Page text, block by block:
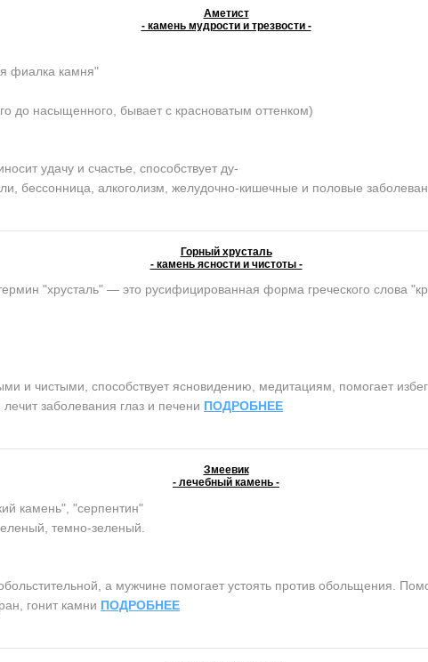
Аметист
- камень мудрости и трезвости -
фиалка камня"
до насыщенного, бывает с красноватым оттенком)
удачу и счастье, способствует ду-
бессонница, алкоголизм, желудочно-кишечные и половые
Горный хрусталь
- камень ясности и чистоты -
"хрусталь" — это русифицированная форма греческого слова
и чистыми, способствует ясновидению, медитациям, помогает
заболевания глаз и печени ПОДРОБНЕЕ
Змеевик
- лечебный камень -
камень", "серпентин"
темно-зеленый.
а мужчине помогает устоять против обольщения.
гонит камни ПОДРОБНЕЕ